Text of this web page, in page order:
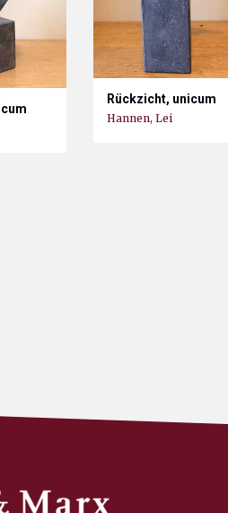
Rückzicht, unicum
Hannen, Lei